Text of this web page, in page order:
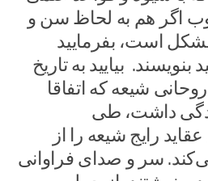
اگر هم به لحاظ سن و
است، بفرمایید
بیایید به تاریخ
شیعه که اتفاقا
داشت، طی
رایج شیعه را از
سر و صدای فراوانی